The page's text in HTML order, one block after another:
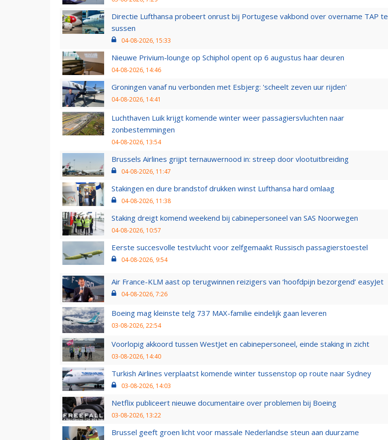
Directie Lufthansa probeert onrust bij Portugese vakbond over overname TAP te
sussen
04-08-2026, 15:33
Nieuwe Privium-lounge op Schiphol opent op 6 augustus haar deuren
04-08-2026, 14:46
Groningen vanaf nu verbonden met Esbjerg: 'scheelt zeven uur rijden'
04-08-2026, 14:41
Luchthaven Luik krijgt komende winter weer passagiersvluchten naar
zonbestemmingen
04-08-2026, 13:54
Brussels Airlines grijpt ternauwernood in: streep door vlootuitbreiding
04-08-2026, 11:47
Stakingen en dure brandstof drukken winst Lufthansa hard omlaag
04-08-2026, 11:38
Staking dreigt komend weekend bij cabinepersoneel van SAS Noorwegen
04-08-2026, 10:57
Eerste succesvolle testvlucht voor zelfgemaakt Russisch passagierstoestel
04-08-2026, 9:54
Air France-KLM aast op terugwinnen reizigers van ‘hoofdpijn bezorgend’ easyJet
04-08-2026, 7:26
Boeing mag kleinste telg 737 MAX-familie eindelijk gaan leveren
03-08-2026, 22:54
Voorlopig akkoord tussen WestJet en cabinepersoneel, einde staking in zicht
03-08-2026, 14:40
Turkish Airlines verplaatst komende winter tussenstop op route naar Sydney
03-08-2026, 14:03
Netflix publiceert nieuwe documentaire over problemen bij Boeing
03-08-2026, 13:22
Brussel geeft groen licht voor massale Nederlandse steun aan duurzame